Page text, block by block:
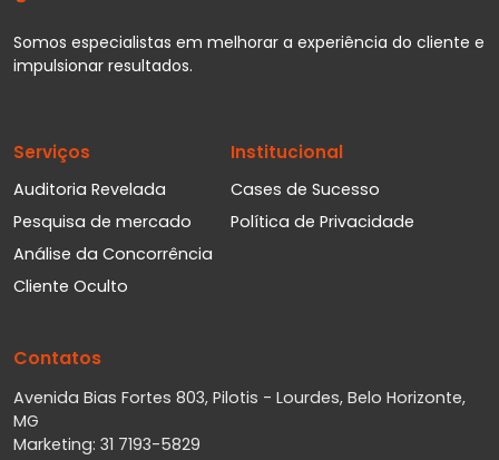
Somos especialistas em melhorar a experiência do cliente e
impulsionar resultados.
Serviços
Auditoria Revelada
Pesquisa de mercado
Análise da Concorrência
Cliente Oculto
Institucional
Cases de Sucesso
Política de Privacidade
Contatos
Avenida Bias Fortes 803, Pilotis - Lourdes, Belo Horizonte,
MG
Marketing: 31 7193-5829